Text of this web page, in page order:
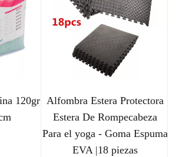
120gr Alfombra Estera Protectora
Estera De Rompecabeza
Para el yoga - Goma Espuma
EVA |18 piezas